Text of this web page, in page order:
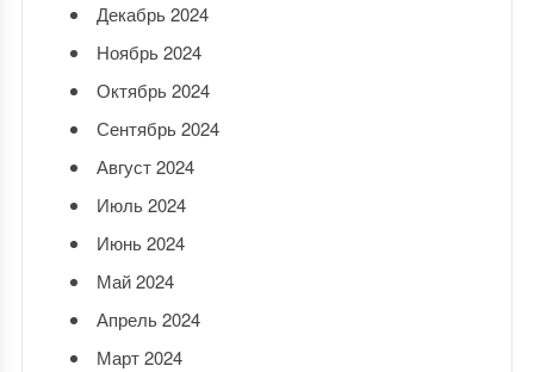
Декабрь 2024
Ноябрь 2024
Октябрь 2024
Сентябрь 2024
Август 2024
Июль 2024
Июнь 2024
Май 2024
Апрель 2024
Март 2024